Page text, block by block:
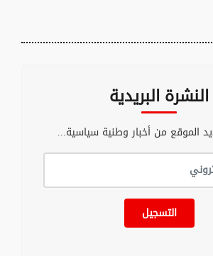
النشرة البريدية
الموقع من أخبار وطنية سياسية...
التسجيل